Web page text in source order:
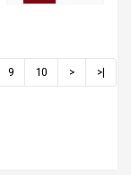
9 10 > >|